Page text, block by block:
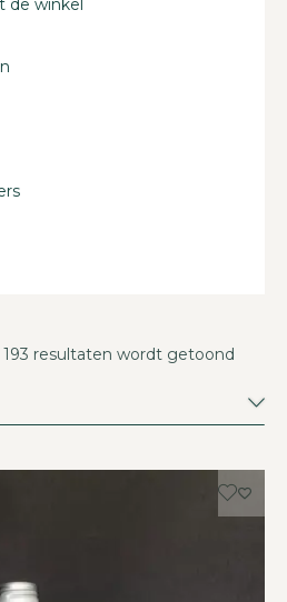
de winkel
193 resultaten wordt getoond